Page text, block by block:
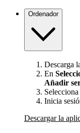
Ordenador
Descarga
En
Añadir
Selecciona
Inicia
Descargar la